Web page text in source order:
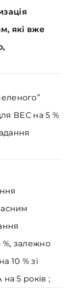
які вже
ВЕС на 5 %
%, залежно
10 % зі
5 років ;